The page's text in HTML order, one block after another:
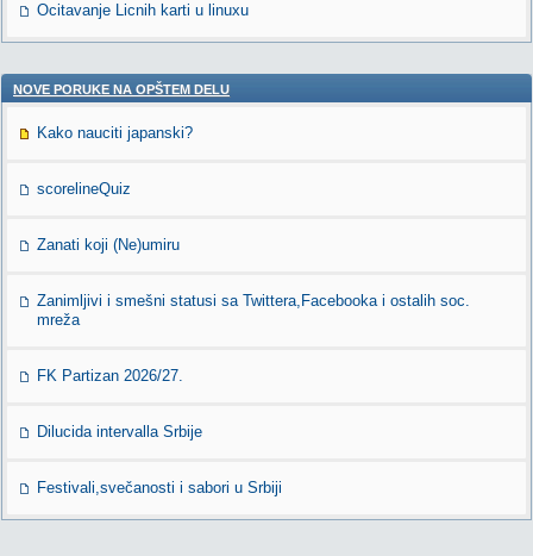
Ocitavanje Licnih karti u linuxu
NOVE PORUKE NA OPŠTEM DELU
Kako nauciti japanski?
scorelineQuiz
Zanati koji (Ne)umiru
Zanimljivi i smešni statusi sa Twittera,Facebooka i ostalih soc.
mreža
FK Partizan 2026/27.
Dilucida intervalla Srbije
Festivali,svečanosti i sabori u Srbiji